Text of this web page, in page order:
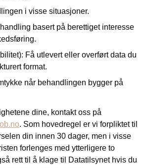
i visse situasjoner.
basert på berettiget interesse
Få utlevert eller overført data du
format.
når behandlingen bygger på
dine, kontakt oss på
. Som hovedregel er vi forpliktet til
din innen 30 dager, men i visse
forlenges med ytterligere to
rett til å klage til Datatilsynet hvis du